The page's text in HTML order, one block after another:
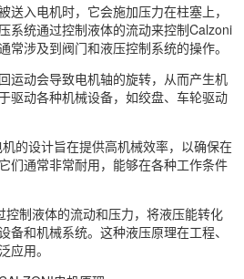
送入电机时，它会施加压力在柱塞上，
系统通过控制液体的流动来控制Calzoni
常涉及到阀门和液压控制系统的操作。
运动会导致电机轴的旋转，从而产生机
驱动各种机械设备，如绞盘、车轮驱动
的设计旨在提供高机械效率，以确保在
们通常非常耐用，能够在各种工作条件
控制液体的流动和压力，将液压能转化
备和机械系统。这种液压原理在工程、
应用。